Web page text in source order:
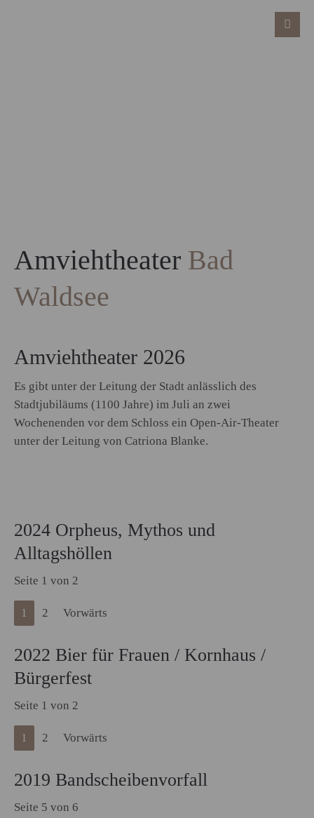
Amviehtheater Bad
Waldsee
Amviehtheater 2026
Es gibt unter der Leitung der Stadt anlässlich des
Stadtjubiläums (1100 Jahre) im Juli an zwei
Wochenenden vor dem Schloss ein Open-Air-Theater
unter der Leitung von Catriona Blanke.
2024 Orpheus, Mythos und
Alltagshöllen
Seite 1 von 2
1 2 Vorwärts
2022 Bier für Frauen / Kornhaus /
Bürgerfest
Seite 1 von 2
1 2 Vorwärts
2019 Bandscheibenvorfall
Seite 5 von 6